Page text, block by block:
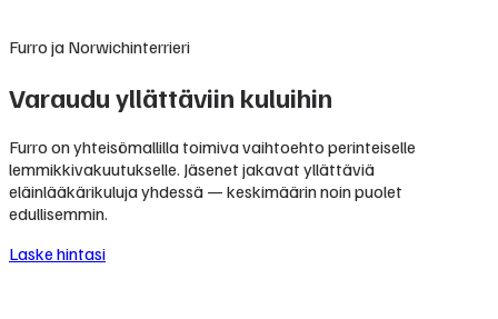
Furro ja Norwichinterrieri
Varaudu yllättäviin kuluihin
Furro on yhteisömallilla toimiva vaihtoehto perinteiselle
lemmikkivakuutukselle. Jäsenet jakavat yllättäviä
eläinlääkärikuluja yhdessä — keskimäärin noin puolet
edullisemmin.
Laske hintasi